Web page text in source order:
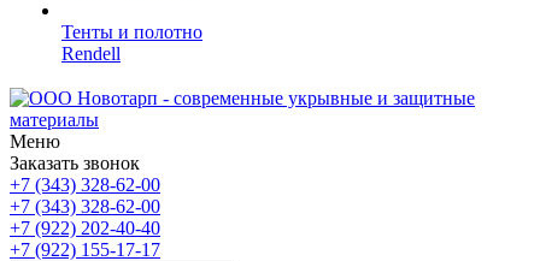
Тенты и полотно
Rendell
Меню
Заказать звонок
+7 (343) 328-62-00
+7 (343) 328-62-00
+7 (922) 202-40-40
+7 (922) 155-17-17